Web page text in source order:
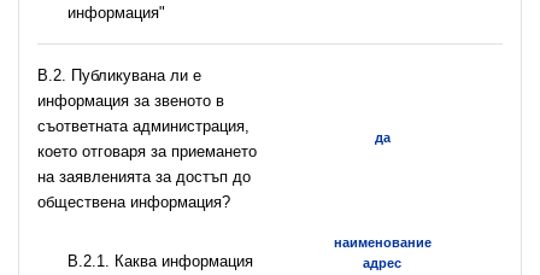
информация"
В.2. Публикувана ли е
информация за звеното в
съответната администрация,
което отговаря за приемането
на заявленията за достъп до
обществена информация?
да
B.2.1. Каква информация
наименование
адрес